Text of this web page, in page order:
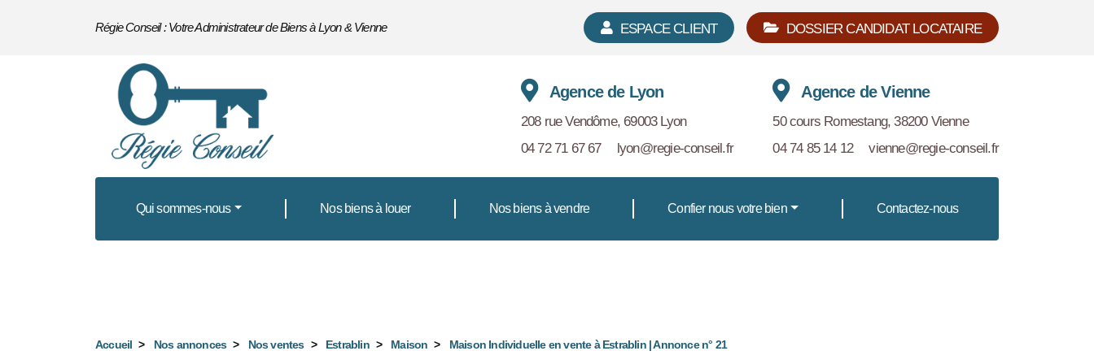
Régie Conseil : Votre Administrateur de Biens à Lyon & Vienne ESPACE CLIENT DOSSIER CANDIDAT LOCATAIRE
Agence de Lyon
208 rue Vendôme, 69003 Lyon
04 72 71 67 67
lyon@regie-conseil.fr
Agence de Vienne
50 cours Romestang, 38200 Vienne
04 74 85 14 12
vienne@regie-conseil.fr
Qui sommes-nous Nos biens à louer Nos biens à vendre Confier nous votre bien Contactez-nous
Accueil Nos annonces Nos ventes Estrablin Maison Maison Individuelle en vente à Estrablin | Annonce n° 21